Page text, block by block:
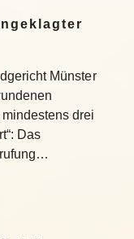
Münster
drei
Das